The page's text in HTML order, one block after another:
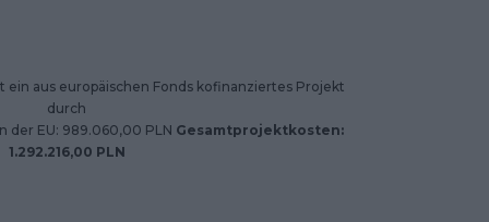
ein aus europäischen Fonds kofinanziertes Projekt
durch
der EU: 989.060,00 PLN Gesamtprojektkosten:
1.292.216,00 PLN